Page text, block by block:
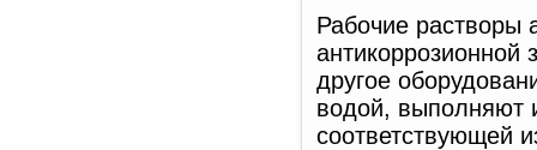
Рабочие растворы
антикоррозионной
другое
водой, выполняют
соответствующей